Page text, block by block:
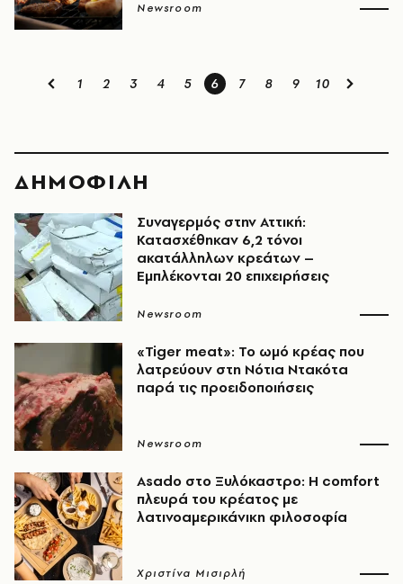
Newsroom
1 2 3 4 5 6 7 8 9 10
ΔΗΜΟΦΙΛΗ
Συναγερμός στην Αττική:
Κατασχέθηκαν 6,2 τόνοι
ακατάλληλων κρεάτων –
Εμπλέκονται 20 επιχειρήσεις
Newsroom
«Tiger meat»: Το ωμό κρέας που
λατρεύουν στη Νότια Ντακότα
παρά τις προειδοποιήσεις
Newsroom
Asado στο Ξυλόκαστρο: Η comfort
πλευρά του κρέατος με
λατινοαμερικάνικη φιλοσοφία
Χριστίνα Μισιρλή